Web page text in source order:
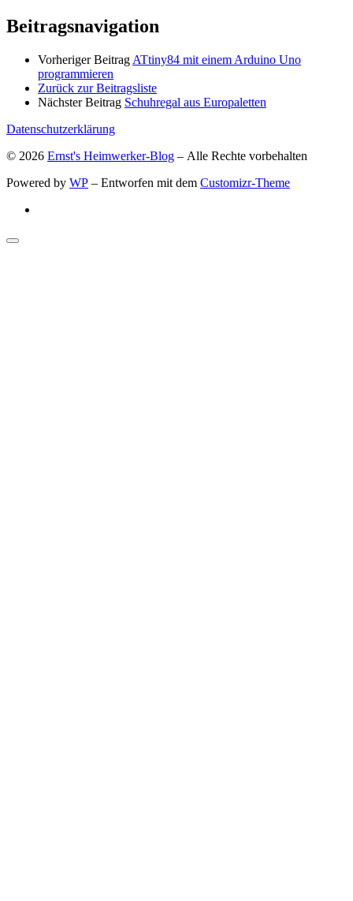
Beitragsnavigation
Vorheriger Beitrag ATtiny84 mit einem Arduino Uno
programmieren
Zurück zur Beitragsliste
Nächster Beitrag Schuhregal aus Europaletten
Datenschutzerklärung
© 2026 Ernst's Heimwerker-Blog – Alle Rechte vorbehalten
Powered by WP – Entworfen mit dem Customizr-Theme